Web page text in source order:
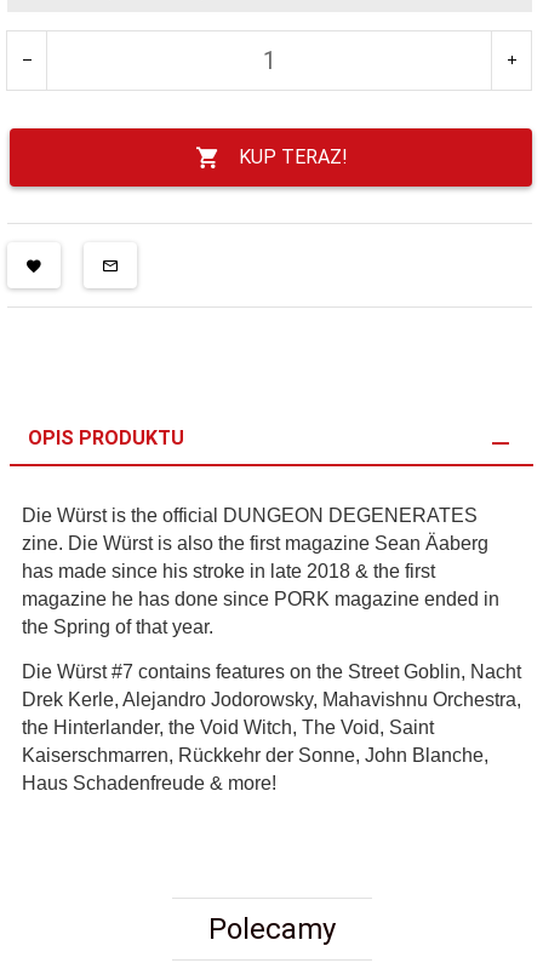
KUP TERAZ!
OPIS PRODUKTU
Die Würst is the official DUNGEON DEGENERATES
zine. Die Würst is also the first magazine Sean Äaberg
has made since his stroke in late 2018 & the first
magazine he has done since PORK magazine ended in
the Spring of that year.
Die Würst #7 contains features on the Street Goblin, Nacht
Drek Kerle, Alejandro Jodorowsky, Mahavishnu Orchestra,
the Hinterlander, the Void Witch, The Void, Saint
Kaiserschmarren, Rückkehr der Sonne, John Blanche,
Haus Schadenfreude & more!
Polecamy